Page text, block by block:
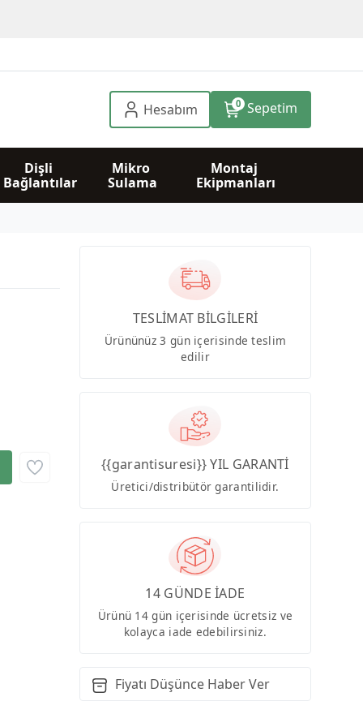
Hesabım 0 Sepetim
Dişli
Bağlantılar
Mikro
Sulama
Montaj
Ekipmanları
TESLİMAT BİLGİLERİ
Ürününüz 3 gün içerisinde teslim
edilir
{{garantisuresi}} YIL GARANTİ
Üretici/distribütör garantilidir.
14 GÜNDE İADE
Ürünü 14 gün içerisinde ücretsiz ve
kolayca iade edebilirsiniz.
Fiyatı Düşünce Haber Ver